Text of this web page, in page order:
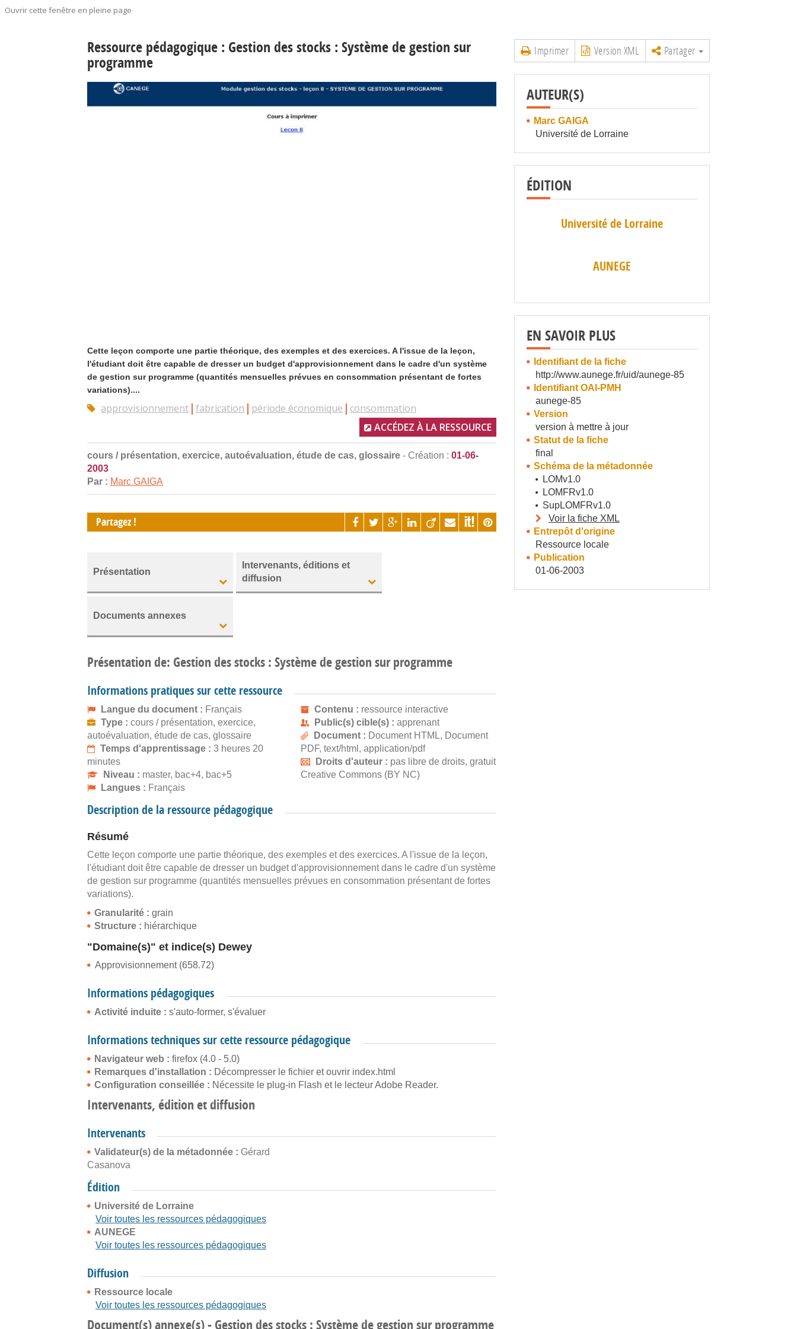
Ouvrir cette fenêtre en pleine page
Imprimer Version XML Partager
Ressource pédagogique : Gestion des stocks : Système de gestion sur
programme
Cette leçon comporte une partie théorique, des exemples et des exercices. A l'issue de la leçon,
l'étudiant doit être capable de dresser un budget d'approvisionnement dans le cadre d'un système
de gestion sur programme (quantités mensuelles prévues en consommation présentant de fortes
variations)....
approvisionnement fabrication période économique
consommation
ACCÉDEZ À LA RESSOURCE
cours / présentation, exercice, autoévaluation, étude de cas, glossaire - Création : 01-06-
2003
Par : Marc GAIGA
Partagez !
Présentation
Intervenants, éditions et
diffusion
Documents annexes
Présentation de: Gestion des stocks : Système de gestion sur programme
Informations pratiques sur cette ressource
Langue du document : Français
Type : cours / présentation, exercice,
autoévaluation, étude de cas, glossaire
Temps d'apprentissage : 3 heures 20
minutes
Niveau : master, bac+4, bac+5
Langues : Français
Contenu : ressource interactive
Public(s) cible(s) : apprenant
Document : Document HTML, Document
PDF, text/html, application/pdf
Droits d'auteur : pas libre de droits, gratuit
Creative Commons (BY NC)
Description de la ressource pédagogique
Résumé
Cette leçon comporte une partie théorique, des exemples et des exercices. A l'issue de la leçon,
l'étudiant doit être capable de dresser un budget d'approvisionnement dans le cadre d'un système
de gestion sur programme (quantités mensuelles prévues en consommation présentant de fortes
variations).
Granularité : grain
Structure : hiérarchique
"Domaine(s)" et indice(s) Dewey
Approvisionnement (658.72)
Informations pédagogiques
Activité induite : s'auto-former, s'évaluer
Informations techniques sur cette ressource pédagogique
Navigateur web : firefox (4.0 - 5.0)
Remarques d'installation : Décompresser le fichier et ouvrir index.html
Configuration conseillée : Nécessite le plug-in Flash et le lecteur Adobe Reader.
Intervenants, édition et diffusion
Intervenants
Validateur(s) de la métadonnée : Gérard
Casanova
Édition
Université de Lorraine
Voir toutes les ressources pédagogiques
AUNEGE
Voir toutes les ressources pédagogiques
Diffusion
Ressource locale
Voir toutes les ressources pédagogiques
Document(s) annexe(s) - Gestion des stocks : Système de gestion sur programme
AUTEUR(S)
Marc GAIGA
Université de Lorraine
ÉDITION
Université de Lorraine
AUNEGE
EN SAVOIR PLUS
Identifiant de la fiche
http://www.aunege.fr/uid/aunege-85
Identifiant OAI-PMH
aunege-85
Version
version à mettre à jour
Statut de la fiche
final
Schéma de la métadonnée
LOMv1.0
LOMFRv1.0
SupLOMFRv1.0
Voir la fiche XML
Entrepôt d'origine
Ressource locale
Publication
01-06-2003